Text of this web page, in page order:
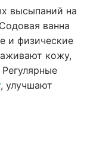
высыпаний на
ванна
и физические
кожу,
, улучшают